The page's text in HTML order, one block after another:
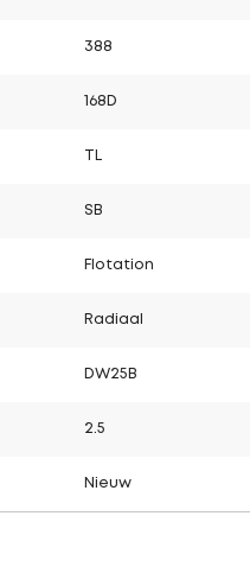
388
168D
SB
Flotation
Radiaal
DW25B
2.5
Nieuw